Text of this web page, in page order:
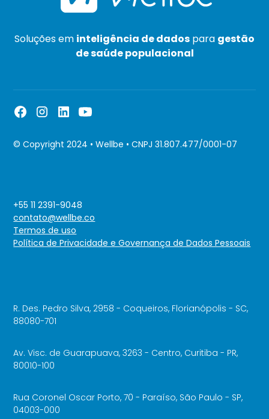
Soluções em inteligência de dados para gestão
de saúde populacional
© Copyright 2024 • Wellbe • CNPJ 31.807.477/0001-07
Termos de uso
Política de Privacidade e Governança de Dados Pessoais
+55 11 2391-9048
contato@wellbe.co
R. Des. Pedro Silva, 2958 - Coqueiros, Florianópolis - SC,
88080-701
Av. Visc. de Guarapuava, 3263 - Centro, Curitiba - PR,
80010-100
Rua Coronel Oscar Porto, 70 - Paraíso, São Paulo - SP,
04003-000